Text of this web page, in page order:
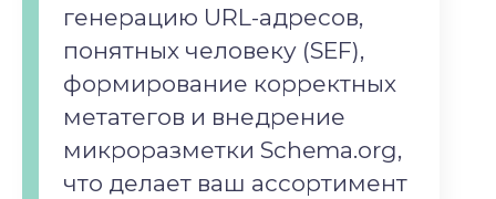
генерацию URL-адресов,
понятных человеку (SEF),
формирование корректных
метатегов и внедрение
микроразметки Schema.org,
что делает ваш ассортимент